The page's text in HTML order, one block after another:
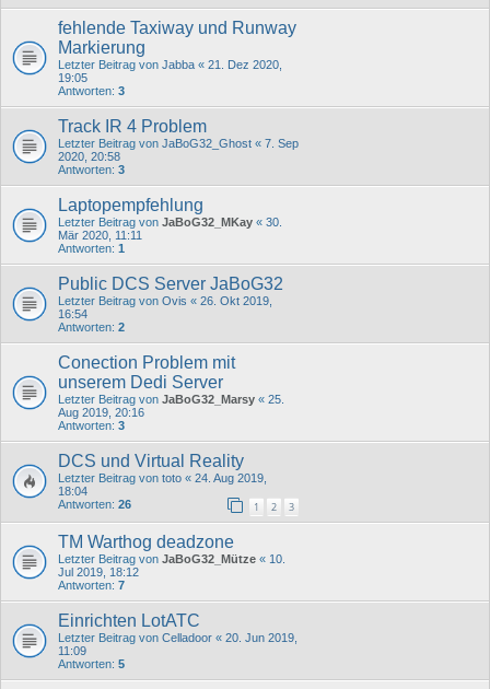
fehlende Taxiway und Runway
Markierung
Letzter Beitrag von Jabba « 21. Dez 2020,
19:05
Antworten: 3
Track IR 4 Problem
Letzter Beitrag von JaBoG32_Ghost « 7. Sep
2020, 20:58
Antworten: 3
Laptopempfehlung
Letzter Beitrag von JaBoG32_MKay « 30.
Mär 2020, 11:11
Antworten: 1
Public DCS Server JaBoG32
Letzter Beitrag von Ovis « 26. Okt 2019,
16:54
Antworten: 2
Conection Problem mit
unserem Dedi Server
Letzter Beitrag von JaBoG32_Marsy « 25.
Aug 2019, 20:16
Antworten: 3
DCS und Virtual Reality
Letzter Beitrag von toto « 24. Aug 2019,
18:04
Antworten: 26 1 2 3
TM Warthog deadzone
Letzter Beitrag von JaBoG32_Mütze « 10.
Jul 2019, 18:12
Antworten: 7
Einrichten LotATC
Letzter Beitrag von Celladoor « 20. Jun 2019,
11:09
Antworten: 5